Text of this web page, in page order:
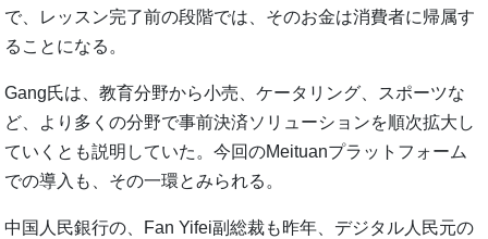
で、レッスン完了前の段階では、そのお金は消費者に帰属す
ることになる。
Gang氏は、教育分野から小売、ケータリング、スポーツな
ど、より多くの分野で事前決済ソリューションを順次拡大し
ていくとも説明していた。今回のMeituanプラットフォーム
での導入も、その一環とみられる。
中国人民銀行の、Fan Yifei副総裁も昨年、デジタル人民元の